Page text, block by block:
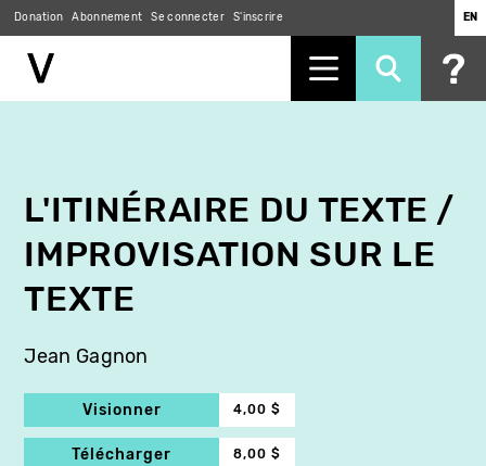
Donation Abonnement Se connecter S'inscrire EN
L'ITINÉRAIRE DU TEXTE /
IMPROVISATION SUR LE
TEXTE
Jean Gagnon
Visionner 4,00 $
Télécharger 8,00 $